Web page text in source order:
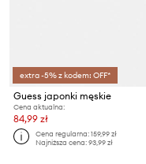
extra -5% z kodem: OFF*
Guess japonki męskie
Cena aktualna:
84,99 zł
Cena regularna:159,99 zł
Najniższa cena:93,99 zł